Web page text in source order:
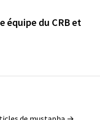
:
équipe du CRB et